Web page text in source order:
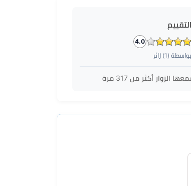
التقييم
4.0
بواسطة ( 1) زائر
الزوار أكثر من317 مرة